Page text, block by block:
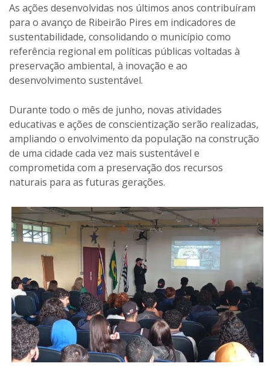
As ações desenvolvidas nos últimos anos contribuíram
para o avanço de Ribeirão Pires em indicadores de
sustentabilidade, consolidando o município como
referência regional em políticas públicas voltadas à
preservação ambiental, à inovação e ao
desenvolvimento sustentável.
Durante todo o mês de junho, novas atividades
educativas e ações de conscientização serão realizadas,
ampliando o envolvimento da população na construção
de uma cidade cada vez mais sustentável e
comprometida com a preservação dos recursos
naturais para as futuras gerações.